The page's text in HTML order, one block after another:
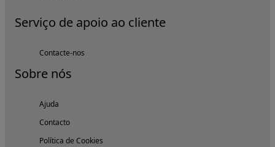
Serviço de apoio ao cliente
Contacte-nos
Sobre nós
Ajuda
Contacto
Política de Cookies